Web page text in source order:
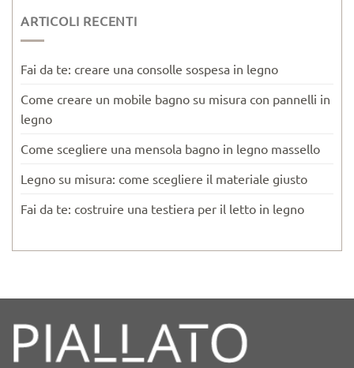
ARTICOLI RECENTI
Fai da te: creare una consolle sospesa in legno
Come creare un mobile bagno su misura con pannelli in
legno
Come scegliere una mensola bagno in legno massello
Legno su misura: come scegliere il materiale giusto
Fai da te: costruire una testiera per il letto in legno